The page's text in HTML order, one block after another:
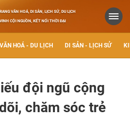
VĂN HOÁ, DI SẢN, LỊCH SỬ, DU LỊCH
CỘI NGUỒN, KẾT NỐI THỜI ĐẠI
VĂN HOÁ - DU LỊCH DI SẢN - LỊCH SỬ
đội ngũ cộng
chăm sóc trẻ